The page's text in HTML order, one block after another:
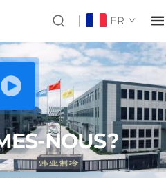
FR
NOUS ?